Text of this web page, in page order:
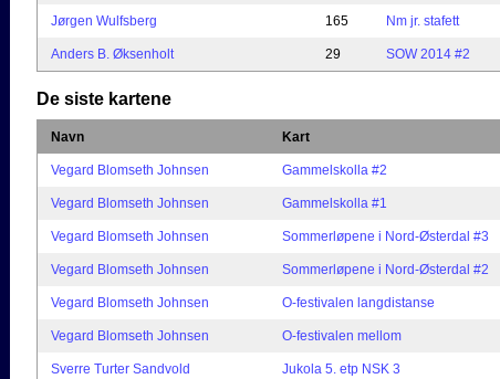
Jørgen Wulfsberg 165 Nm jr. stafett
Anders B. Øksenholt 29 SOW 2014 #2
De siste kartene
Navn Kart
Vegard Blomseth Johnsen Gammelskolla #2
Vegard Blomseth Johnsen Gammelskolla #1
Vegard Blomseth Johnsen Sommerløpene i Nord-Østerdal #3
Vegard Blomseth Johnsen Sommerløpene i Nord-Østerdal #2
Vegard Blomseth Johnsen O-festivalen langdistanse
Vegard Blomseth Johnsen O-festivalen mellom
Sverre Turter Sandvold Jukola 5. etp NSK 3